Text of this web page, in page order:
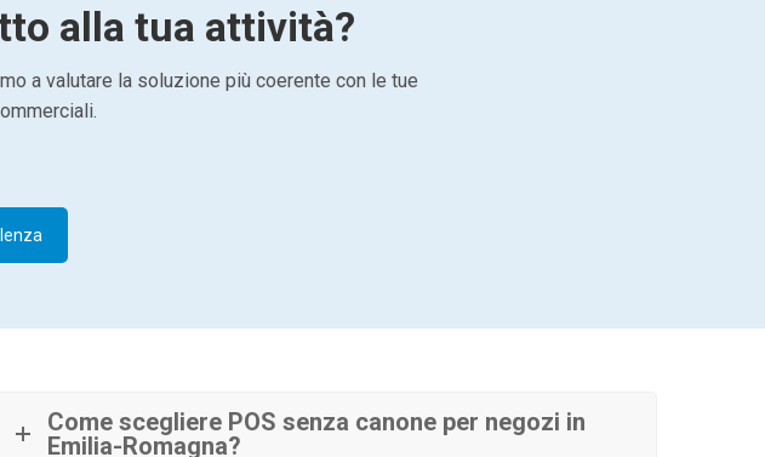
alla tua attività?
a valutare la soluzione più coerente con le tue
Come scegliere POS senza canone per negozi in
Emilia-Romagna?